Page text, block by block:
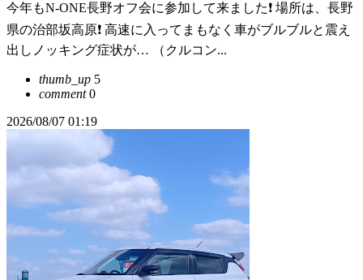
今年もN-ONE長野オフ会に参加して来ました❗️ 場所は、長野
県の治部坂高原❗️ 高速に入ってまもなく車がブルブルと震え
出しノッキング症状が… （クルコン...
thumb_up 5
comment0
2026/08/07 01:19